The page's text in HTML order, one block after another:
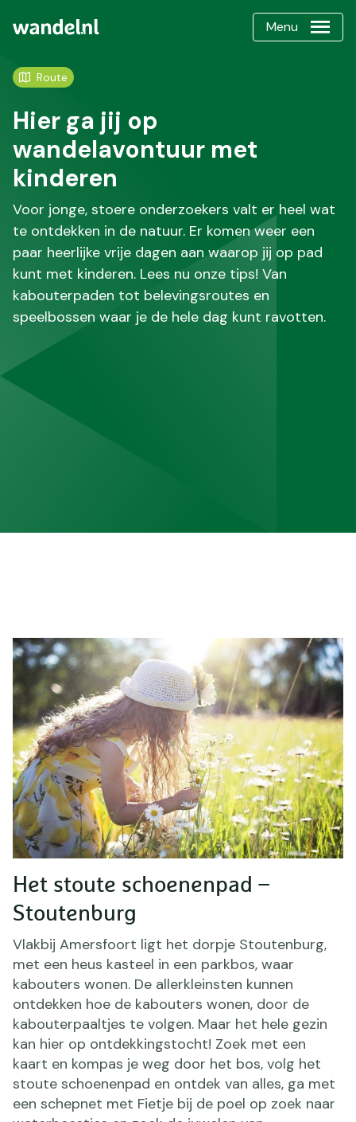
Menu
Route
Hier ga jij op
wandelavontuur met
kinderen
Voor jonge, stoere onderzoekers valt er heel wat
te ontdekken in de natuur. Er komen weer een
paar heerlijke vrije dagen aan waarop jij op pad
kunt met kinderen. Lees nu onze tips! Van
kabouterpaden tot belevingsroutes en
speelbossen waar je de hele dag kunt ravotten.
Het stoute schoenenpad –
Stoutenburg
Vlakbij Amersfoort ligt het dorpje Stoutenburg,
met een heus kasteel in een parkbos, waar
kabouters wonen. De allerkleinsten kunnen
ontdekken hoe de kabouters wonen, door de
kabouterpaaltjes te volgen. Maar het hele gezin
kan hier op ontdekkingstocht! Zoek met een
kaart en kompas je weg door het bos, volg het
stoute schoenenpad en ontdek van alles, ga met
een schepnet met Fietje bij de poel op zoek naar